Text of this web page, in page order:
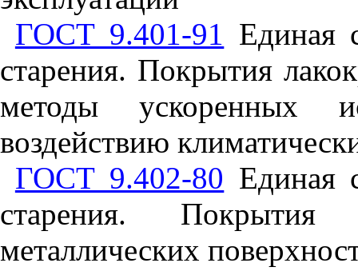
ГОСТ 9.401-91 Единая
старения. Покрытия
методы ускоренных
воздействию
ГОСТ 9.402-80 Единая
старения. Покрытия
металлических